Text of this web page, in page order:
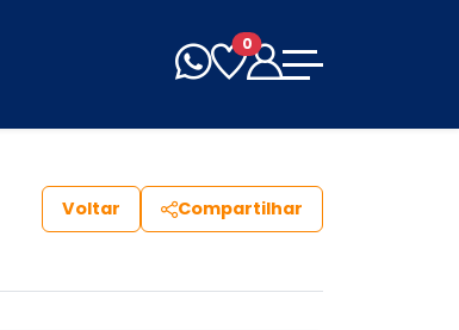
0
Voltar Compartilhar